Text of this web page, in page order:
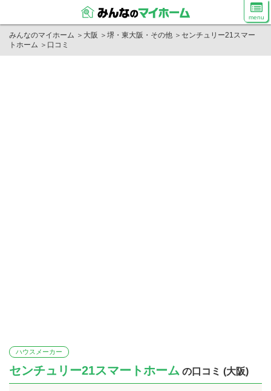
menu
みんなのマイホーム ＞ 大阪 ＞ 堺・東大阪・その他 ＞ センチュリー21スマー
トホーム ＞ 口コミ
ハウスメーカー
センチュリー21スマートホーム の口コミ (大阪)